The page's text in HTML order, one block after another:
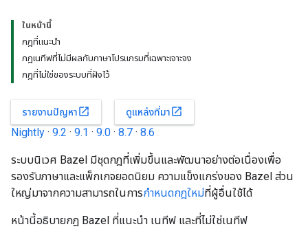
ในหน้านี้
กฎที่แนะนำ
กฎเนทีฟที่ไม่มีผลกับภาษาโปรแกรมที่เฉพาะเจาะจง
กฎที่ไม่ใช่ของระบบที่ฝังไว้
รายงานปัญหาopen_in_new ดูแหล่งที่มาopen_in_new
Nightly · 9.2 · 9.1 · 9.0 · 8.7 · 8.6
ระบบนิเวศ Bazel มีชุดกฎที่เพิ่มขึ้นและพัฒนาอย่างต่อเนื่องเพื่อ
รองรับภาษาและแพ็กเกจยอดนิยม ความแข็งแกร่งของ Bazel ส่วน
ใหญ่มาจากความสามารถในการกำหนดกฎใหม่ที่ผู้อื่นใช้ได้
หน้านี้อธิบายกฎ Bazel ที่แนะนำ เนทีฟ และที่ไม่ใช่เนทีฟ